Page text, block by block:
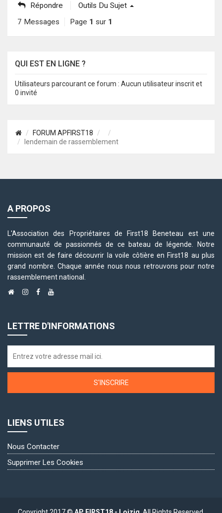
Répondre
Outils Du Sujet
7 Messages
Page 1 sur 1
QUI EST EN LIGNE ?
Utilisateurs parcourant ce forum : Aucun utilisateur inscrit et
0 invité
FORUM APFIRST18
lendemain de rassemblement
A PROPOS
L'Association des Propriétaires de First18 Beneteau est une
communauté de passionnés de ce bateau de légende. Notre
mission est de faire découvrir la voile côtière en First18 au plus
grand nombre. Chaque année nous nous retrouvons pour notre
rassemblement national.
LETTRE D'INFORMATIONS
S'INSCRIRE
LIENS UTILES
Nous Contacter
Supprimer Les Cookies